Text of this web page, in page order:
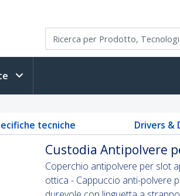
tecniche Drivers &
Custodia Antipolvere
Coperchio antipolvere per slot
ottica - Cappuccio anti-polvere